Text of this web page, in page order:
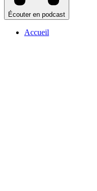
Écouter en podcast
Accueil